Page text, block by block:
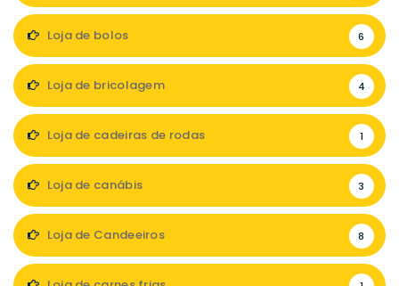
Loja de bolos 6
Loja de bricolagem 4
Loja de cadeiras de rodas 1
Loja de canábis 3
Loja de Candeeiros 8